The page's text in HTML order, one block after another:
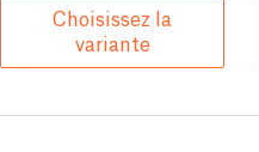
Choisissez la
variante